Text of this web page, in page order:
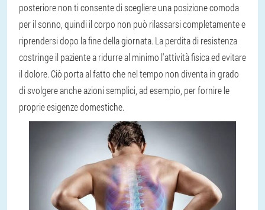
posteriore non ti consente di scegliere una posizione comoda
per il sonno, quindi il corpo non può rilassarsi completamente e
riprendersi dopo la fine della giornata. La perdita di resistenza
costringe il paziente a ridurre al minimo l'attività fisica ed evitare
il dolore. Ciò porta al fatto che nel tempo non diventa in grado
di svolgere anche azioni semplici, ad esempio, per fornire le
proprie esigenze domestiche.